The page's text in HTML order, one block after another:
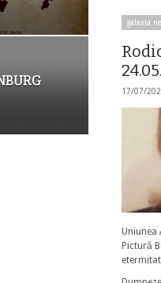
galaxia
17/07/
Uniunea
Pictură